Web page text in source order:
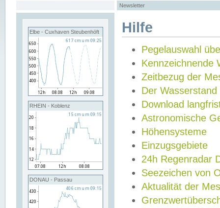
Newsletter
Elbe - Cuxhaven Steubenhöft
RHEIN - Koblenz
DONAU - Passau
Hilfe
Pegelauswahl
Kennzeichnende
Zeitbezug der
Der Wasserstand
Download
Astronomische
Höhensysteme
Einzugsgebiete
24h Regenradar
Seezeichen von
Aktualität der